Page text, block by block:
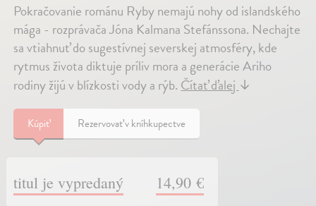
Pokračovanie románu Ryby nemajú nohy od islandského
mága - rozprávača Jóna Kalmana Stefánssona. Nechajte
sa vtiahnuť do sugestívnej severskej atmosféry, kde
rytmus života diktuje príliv mora a generácie Ariho
rodiny žijú v blízkosti vody a rýb.Čítať ďalej↓
Kúpiť Rezervovať v kníhkupectve
titul je vypredaný 14,90 €